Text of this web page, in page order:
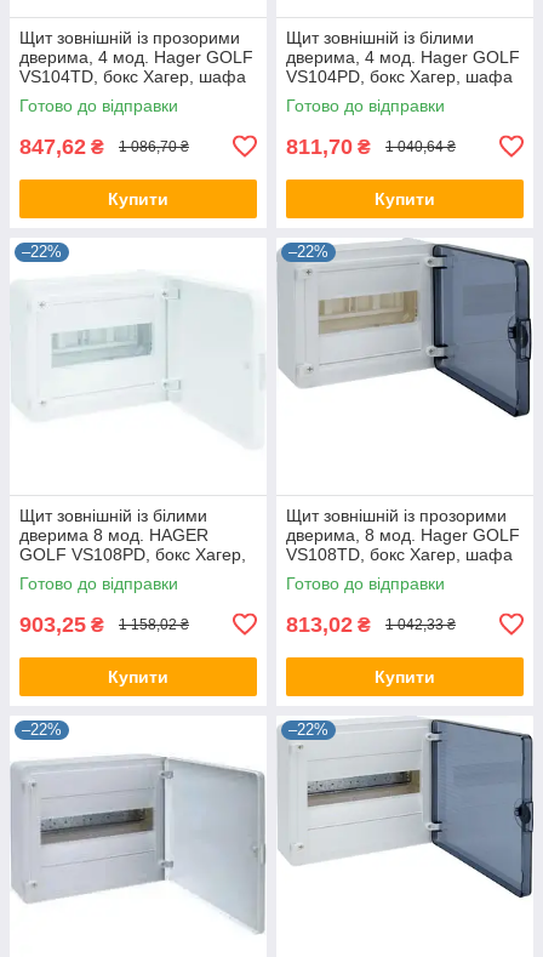
Щит зовнішній із прозорими
дверима, 4 мод. Hager GOLF
VS104TD, бокс Хагер, шафа
розподільна для автоматів
Готово до відправки
847,62 ₴ 1 086,70 ₴
Купити
Щит зовнішній із білими
дверима, 4 мод. Hager GOLF
VS104PD, бокс Хагер, шафа
розподільна для автоматів
Готово до відправки
811,70 ₴ 1 040,64 ₴
Купити
–22%
Щит зовнішній із білими
дверима 8 мод. HAGER
GOLF VS108РD, бокс Хагер,
шафа розподільна для
автоматів
Готово до відправки
903,25 ₴ 1 158,02 ₴
Купити
–22%
Щит зовнішній із прозорими
дверима, 8 мод. Hager GOLF
VS108TD, бокс Хагер, шафа
розподільна для автоматів
Готово до відправки
813,02 ₴ 1 042,33 ₴
Купити
–22% –22%